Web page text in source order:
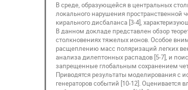
В среде, образующейся в центральных
локального нарушения пространственной
кирального дисбаланса [3-4],
В данном докладе представлен обзор
столкновениях тяжелых ионов. Особое
расщеплению масс поляризаций легких
анализа дилептонных распадов [5-7], и
запрещенные глобальным сохранением
Приводятся результаты моделирования с
генераторов событий [10-12].